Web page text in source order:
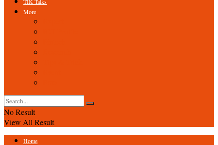
More
No Result
View All Result
Home